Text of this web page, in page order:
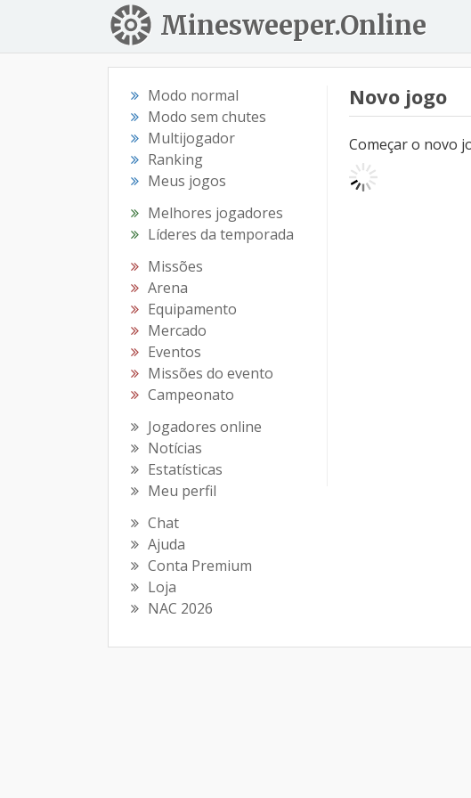
Minesweeper.Online
Modo normal
Modo sem chutes
Multijogador
Ranking
Meus jogos
Melhores jogadores
Líderes da temporada
Missões
Arena
Equipamento
Mercado
Eventos
Missões do evento
Campeonato
Jogadores online
Notícias
Estatísticas
Meu perfil
Chat
Ajuda
Conta Premium
Loja
NAC 2026
Novo jogo
Começar o novo